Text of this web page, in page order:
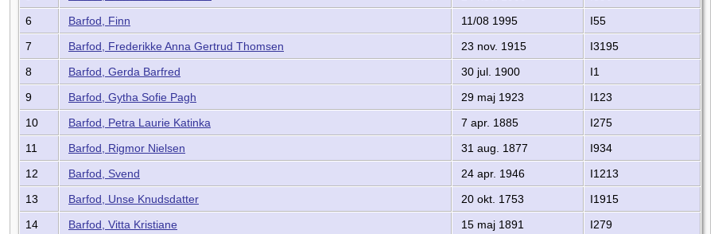
6
Barfod, Finn 11/08 1995
I55
7
Barfod, Frederikke Anna Gertrud Thomsen 23 nov. 1915
I3195
8
Barfod, Gerda Barfred 30 jul. 1900
I1
9
Barfod, Gytha Sofie Pagh 29 maj 1923
I123
10
Barfod, Petra Laurie Katinka 7 apr. 1885
I275
11
Barfod, Rigmor Nielsen 31 aug. 1877
I934
12
Barfod, Svend 24 apr. 1946
I1213
13
Barfod, Unse Knudsdatter 20 okt. 1753
I1915
14
Barfod, Vitta Kristiane 15 maj 1891
I279